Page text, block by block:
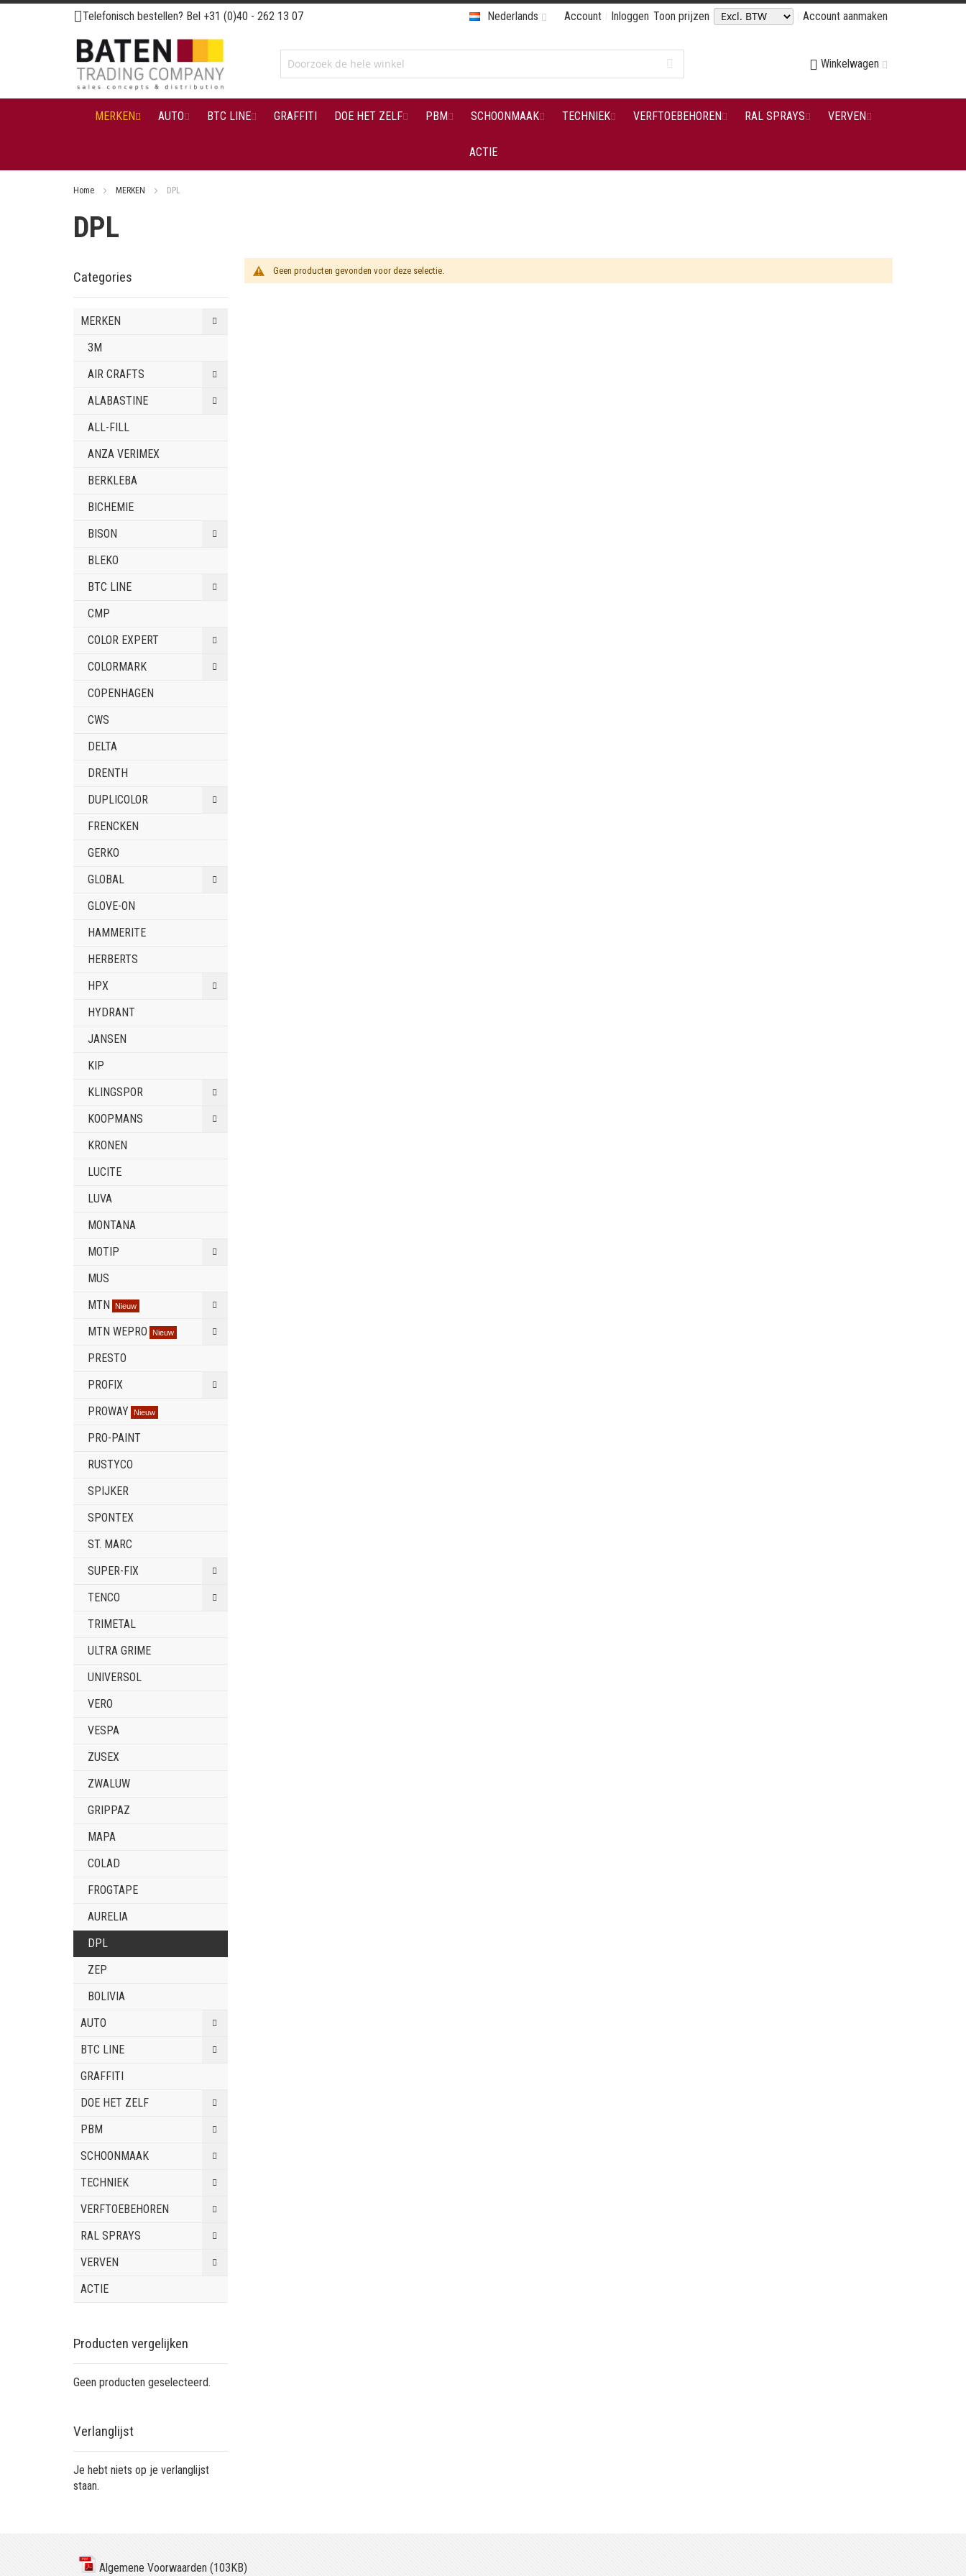
Ga
naar
de
inhoud
Telefonisch bestellen? Bel +31 (0)40 - 262 13 07 Account Inloggen Toon prijzen Account aanmaken
Nederlands
Winkelwagen
MERKEN AUTO BTC LINE GRAFFITI DOE HET ZELF PBM SCHOONMAAK TECHNIEK VERFTOEBEHOREN RAL SPRAYS VERVEN
ACTIE
Home MERKEN DPL
DPL
Geen producten gevonden voor deze selectie.
Categories
MERKEN
3M
AIR CRAFTS
ALABASTINE
ALL-FILL
ANZA VERIMEX
BERKLEBA
BICHEMIE
BISON
BLEKO
BTC LINE
CMP
COLOR EXPERT
COLORMARK
COPENHAGEN
CWS
DELTA
DRENTH
DUPLICOLOR
FRENCKEN
GERKO
GLOBAL
GLOVE-ON
HAMMERITE
HERBERTS
HPX
HYDRANT
JANSEN
KIP
KLINGSPOR
KOOPMANS
KRONEN
LUCITE
LUVA
MONTANA
MOTIP
MUS
MTN
Nieuw
MTN WEPRO Nieuw
PRESTO
PROFIX
PROWAY Nieuw
PRO-PAINT
RUSTYCO
SPIJKER
SPONTEX
ST. MARC
SUPER-FIX
TENCO
TRIMETAL
ULTRA GRIME
UNIVERSOL
VERO
VESPA
ZUSEX
ZWALUW
GRIPPAZ
MAPA
COLAD
FROGTAPE
AURELIA
DPL
ZEP
BOLIVIA
AUTO
BTC LINE
GRAFFITI
DOE HET ZELF
PBM
SCHOONMAAK
TECHNIEK
VERFTOEBEHOREN
RAL SPRAYS
VERVEN
ACTIE
Producten vergelijken
Geen producten geselecteerd.
Verlanglijst
Je hebt niets op je verlanglijst
staan.
Algemene Voorwaarden (103KB)